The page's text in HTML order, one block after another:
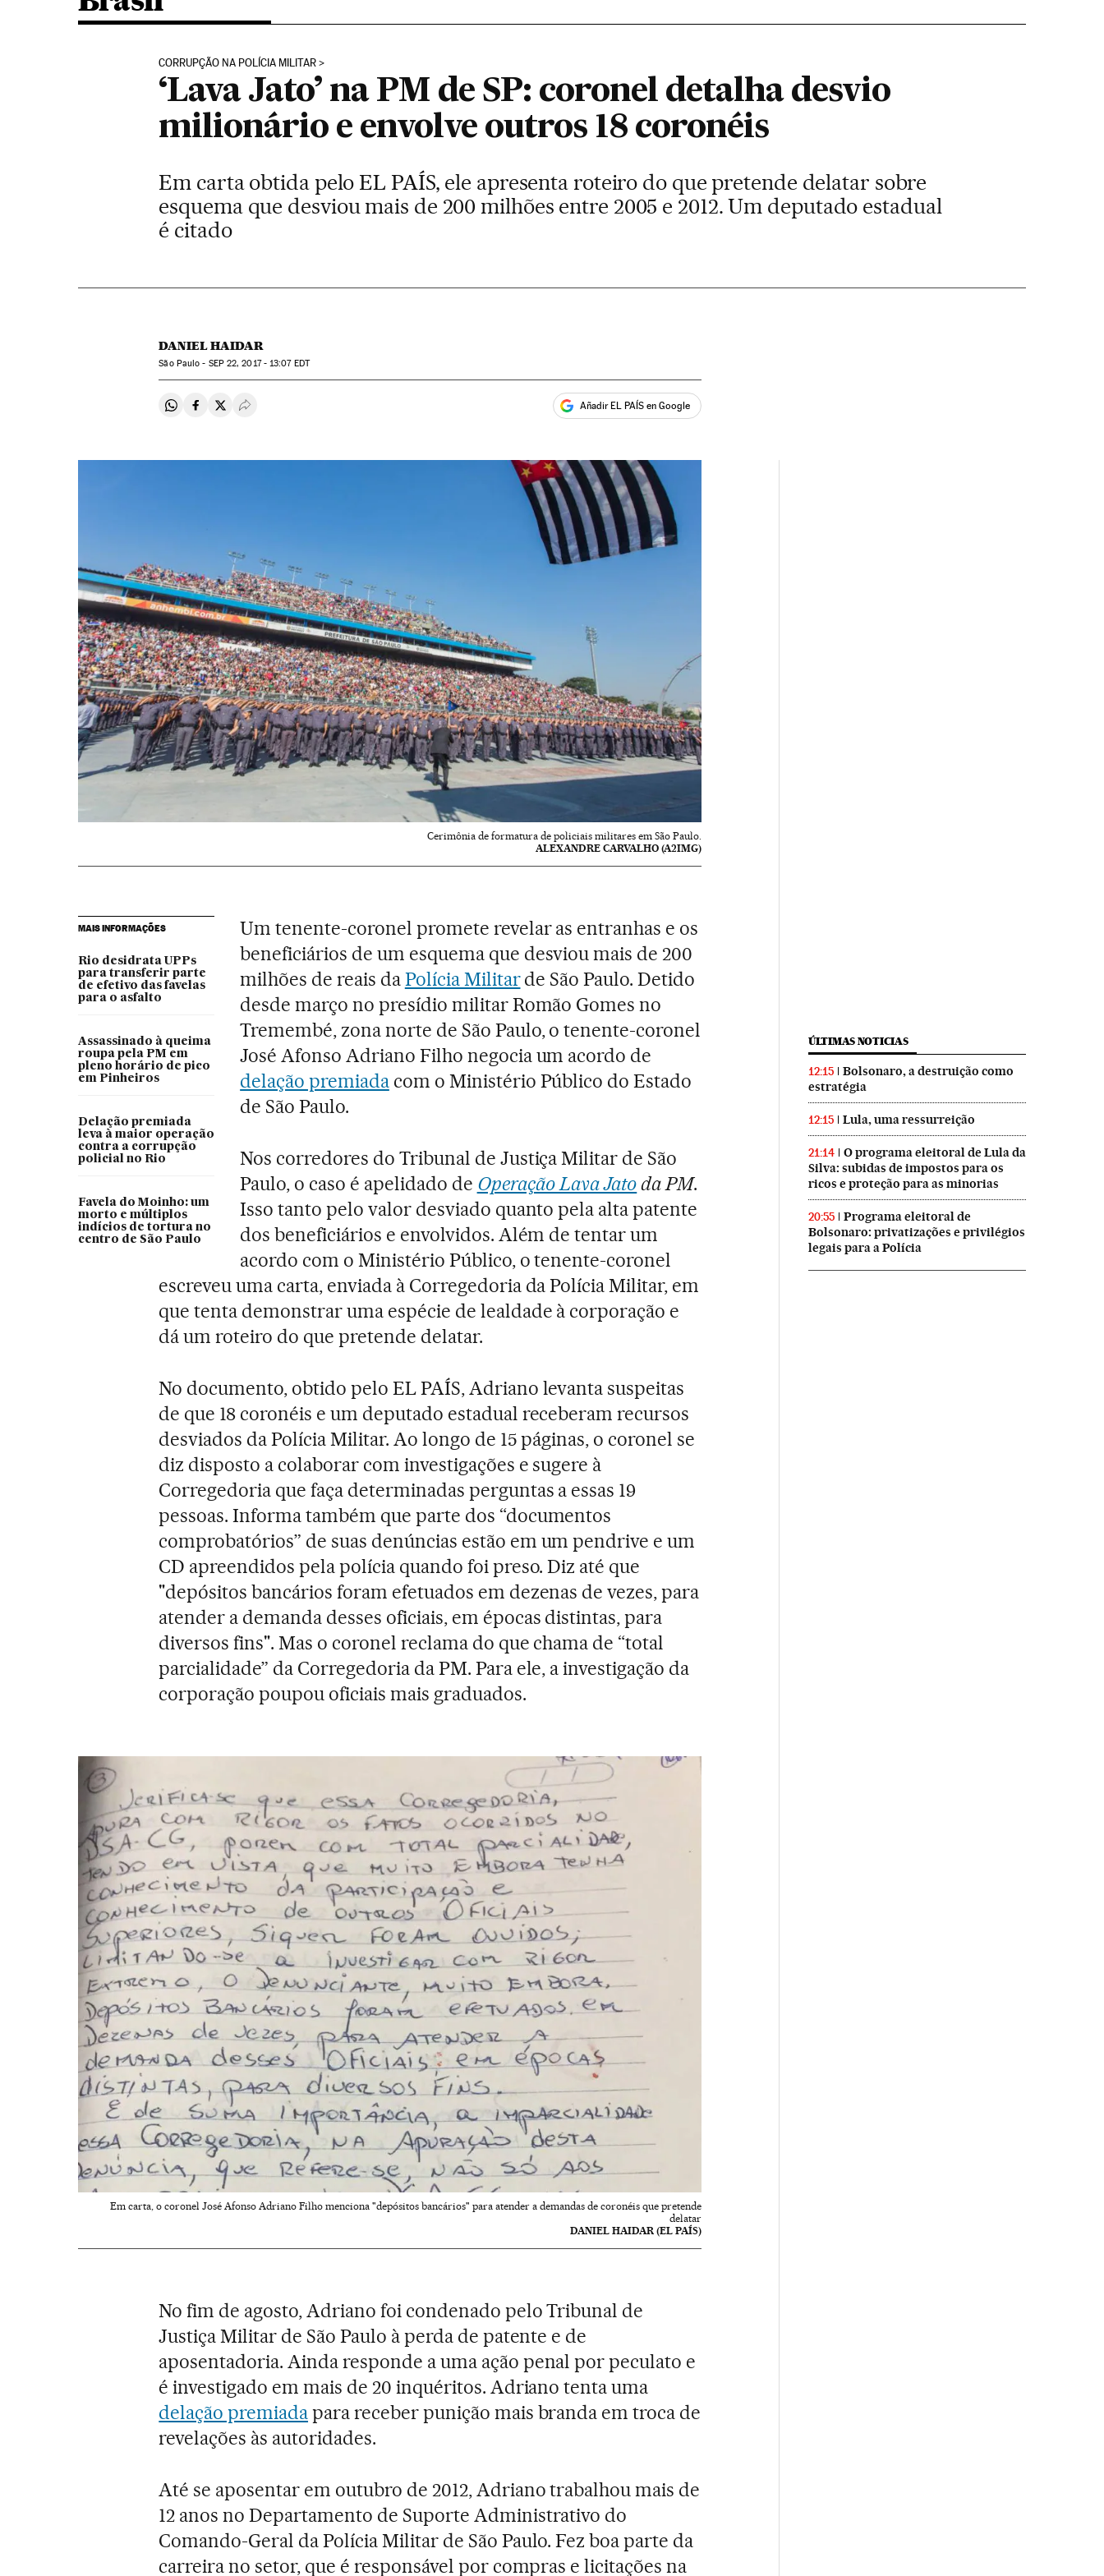
CORRUPÇÃO NA POLÍCIA MILITAR
‘Lava Jato’ na PM de SP: coronel detalha desvio
milionário e envolve outros 18 coronéis
Em carta obtida pelo EL PAÍS, ele apresenta roteiro do que pretende delatar sobre
esquema que desviou mais de 200 milhões entre 2005 e 2012. Um deputado estadual
é citado
DANIEL HAIDAR
São Paulo - SEP22, 2017 - 13:07EDT
Compartir en Whatsapp
Compartir en Facebook
Compartir en Twitter
Desplegar Redes Sociales Añadir EL PAÍS en Google
Cerimônia de formatura de policiais militares em São Paulo.
ALEXANDRE CARVALHO (A2IMG)
MAIS INFORMAÇÕES
Rio desidrata UPPs
para transferir parte
de efetivo das favelas
para o asfalto
Assassinado à queima
roupa pela PM em
pleno horário de pico
em Pinheiros
Delação premiada
leva à maior operação
contra a corrupção
policial no Rio
Favela do Moinho: um
morto e múltiplos
indícios de tortura no
centro de São Paulo
Um tenente-coronel promete revelar as entranhas e os
beneficiários de um esquema que desviou mais de 200
milhões de reais daPolícia Militarde São Paulo. Detido
desde março no presídio militar Romão Gomes no
Tremembé, zona norte de São Paulo, o tenente-coronel
José Afonso Adriano Filho negocia um acordo de
delação premiadacom o Ministério Público do Estado
de São Paulo.
Nos corredores do Tribunal de Justiça Militar de São
Paulo, o caso é apelidado de Operação Lava Jatoda PM.
Isso tanto pelo valor desviado quanto pela alta patente
dos beneficiários e envolvidos. Além de tentar um
acordo com o Ministério Público, o tenente-coronel
escreveu uma carta, enviada à Corregedoria da Polícia Militar, em
que tenta demonstrar uma espécie de lealdade à corporação e
dá um roteiro do que pretende delatar.
No documento, obtido pelo EL PAÍS, Adriano levanta suspeitas
de que 18 coronéis e um deputado estadual receberam recursos
desviados da Polícia Militar. Ao longo de 15 páginas, o coronel se
diz disposto a colaborar com investigações e sugere à
Corregedoria que faça determinadas perguntas a essas 19
pessoas. Informa também que parte dos “documentos
comprobatórios” de suas denúncias estão em um pendrive e um
CD apreendidos pela polícia quando foi preso. Diz até que
"depósitos bancários foram efetuados em dezenas de vezes, para
atender a demanda desses oficiais, em épocas distintas, para
diversos fins". Mas o coronel reclama do que chama de “total
parcialidade” da Corregedoria da PM. Para ele, a investigação da
corporação poupou oficiais mais graduados.
Em carta, o coronel José Afonso Adriano Filho menciona "depósitos bancários" para atender a demandas de coronéis que pretende
delatar
DANIEL HAIDAR (EL PAÍS)
No fim de agosto, Adriano foi condenado pelo Tribunal de
Justiça Militar de São Paulo à perda de patente e de
aposentadoria. Ainda responde a uma ação penal por peculato e
é investigado em mais de 20 inquéritos. Adriano tenta uma
delação premiadapara receber punição mais branda em troca de
revelações às autoridades.
Até se aposentar em outubro de 2012, Adriano trabalhou mais de
12 anos no Departamento de Suporte Administrativo do
Comando-Geral da Polícia Militar de São Paulo. Fez boa parte da
carreira no setor, que é responsável por compras e licitações na
ÚLTIMAS NOTICIAS
12:15
Bolsonaro, a destruição como
estratégia
12:15 Lula, uma ressurreição
21:14
O programa eleitoral de Lula da
Silva: subidas de impostos para os
ricos e proteção para as minorias
20:55
Programa eleitoral de
Bolsonaro: privatizações e privilégios
legais para a Polícia